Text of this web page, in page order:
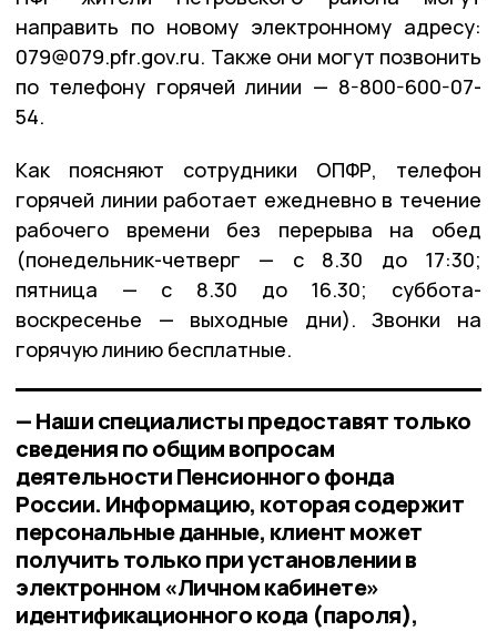
направить по новому электронному адресу:
079@079.pfr.gov.ru. Также они могут позвонить
по телефону горячей линии — 8-800-600-07-
54.
Как поясняют сотрудники ОПФР, телефон
горячей линии работает ежедневно в течение
рабочего времени без перерыва на обед
(понедельник-четверг — с 8.30 до 17:30;
пятница — с 8.30 до 16.30; суббота-
воскресенье — выходные дни). Звонки на
горячую линию бесплатные.
— Наши специалисты предоставят только
сведения по общим вопросам
деятельности Пенсионного фонда
России. Информацию, которая содержит
персональные данные, клиент может
получить только при установлении в
электронном «Личном кабинете»
идентификационного кода (пароля),